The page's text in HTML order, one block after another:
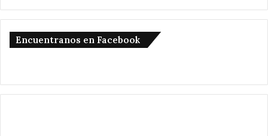
Encuentranos en Facebook